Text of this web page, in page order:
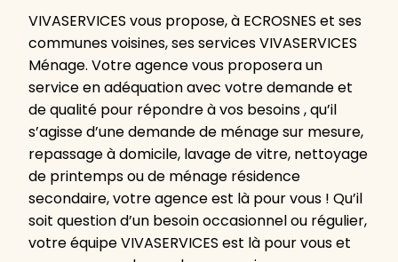
VIVASERVICES vous propose, à ECROSNES et ses
communes voisines, ses services VIVASERVICES
Ménage. Votre agence vous proposera un
service en adéquation avec votre demande et
de qualité pour répondre à vos besoins , qu’il
s’agisse d’une demande de ménage sur mesure,
repassage à domicile, lavage de vitre, nettoyage
de printemps ou de ménage résidence
secondaire, votre agence est là pour vous ! Qu’il
soit question d’un besoin occasionnel ou régulier,
votre équipe VIVASERVICES est là pour vous et